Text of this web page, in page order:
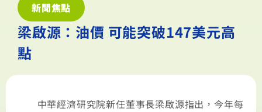
新聞焦點
梁啟源：油價 可能突破147美元高
點
中華經濟研究院新任董事長梁啟源指出，今年每